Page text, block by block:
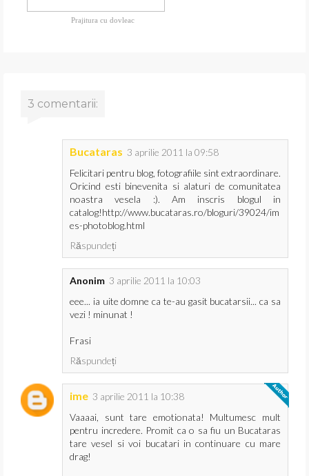
Prajitura cu dovleac
3 comentarii:
Bucataras 3 aprilie 2011 la 09:58
Felicitari pentru blog, fotografiile sint extraordinare.
Oricind esti binevenita si alaturi de comunitatea
noastra vesela :). Am inscris blogul in
catalog!http://www.bucataras.ro/bloguri/39024/im
es-photoblog.html
Răspundeți
Anonim 3 aprilie 2011 la 10:03
eee... ia uite domne ca te-au gasit bucatarsii... ca sa
vezi ! minunat !
Frasi
Răspundeți
ime 3 aprilie 2011 la 10:38
Vaaaai, sunt tare emotionata! Multumesc mult
pentru incredere. Promit ca o sa fiu un Bucataras
tare vesel si voi bucatari in continuare cu mare
drag!